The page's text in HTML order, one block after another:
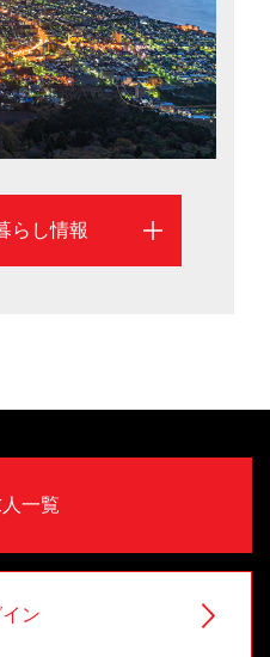
館市を中心にご紹介しま
らし情報
一覧
ン